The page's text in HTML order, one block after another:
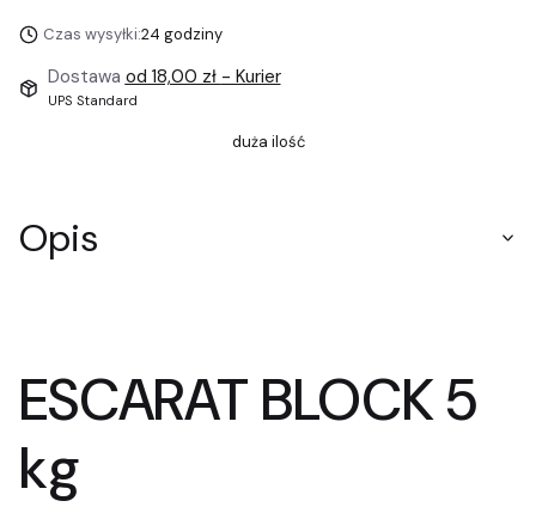
Czas wysyłki:24 godziny
Dostawa od 18,00 zł - Kurier
UPS Standard
duża ilość
Opis
ESCARAT BLOCK 5
kg